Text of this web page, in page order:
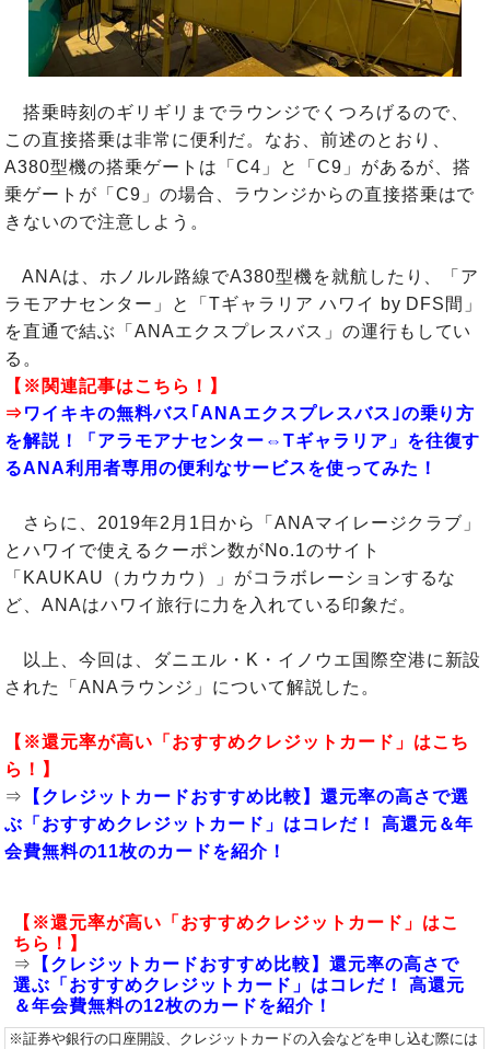
搭乗時刻のギリギリまでラウンジでくつろげるので、
この直接搭乗は非常に便利だ。なお、前述のとおり、
A380型機の搭乗ゲートは「C4」と「C9」があるが、搭
乗ゲートが「C9」の場合、ラウンジからの直接搭乗はで
きないので注意しよう。
ANAは、ホノルル路線でA380型機を就航したり、「ア
ラモアナセンター」と「Tギャラリア ハワイ by DFS間」
を直通で結ぶ「ANAエクスプレスバス」の運行もしてい
る。
【※関連記事はこちら！】
⇒ワイキキの無料バス｢ANAエクスプレスバス｣の乗り方
を解説！「アラモアナセンター⇔Tギャラリア」を往復す
るANA利用者専用の便利なサービスを使ってみた！
さらに、2019年2月1日から「ANAマイレージクラブ」
とハワイで使えるクーポン数がNo.1のサイト
「KAUKAU（カウカウ）」がコラボレーションするな
ど、ANAはハワイ旅行に力を入れている印象だ。
以上、今回は、ダニエル・K・イノウエ国際空港に新設
された「ANAラウンジ」について解説した。
【※還元率が高い「おすすめクレジットカード」はこち
ら！】
⇒
【クレジットカードおすすめ比較】還元率の高さで選
ぶ「おすすめクレジットカード」はコレだ！ 高還元＆年
会費無料の11枚のカードを紹介！
【※還元率が高い「おすすめクレジットカード」はこ
ちら！】
⇒
【クレジットカードおすすめ比較】還元率の高さで
選ぶ「おすすめクレジットカード」はコレだ！ 高還元
＆年会費無料の12枚のカードを紹介！
※証券や銀行の口座開設、クレジットカードの入会などを申し込む際には